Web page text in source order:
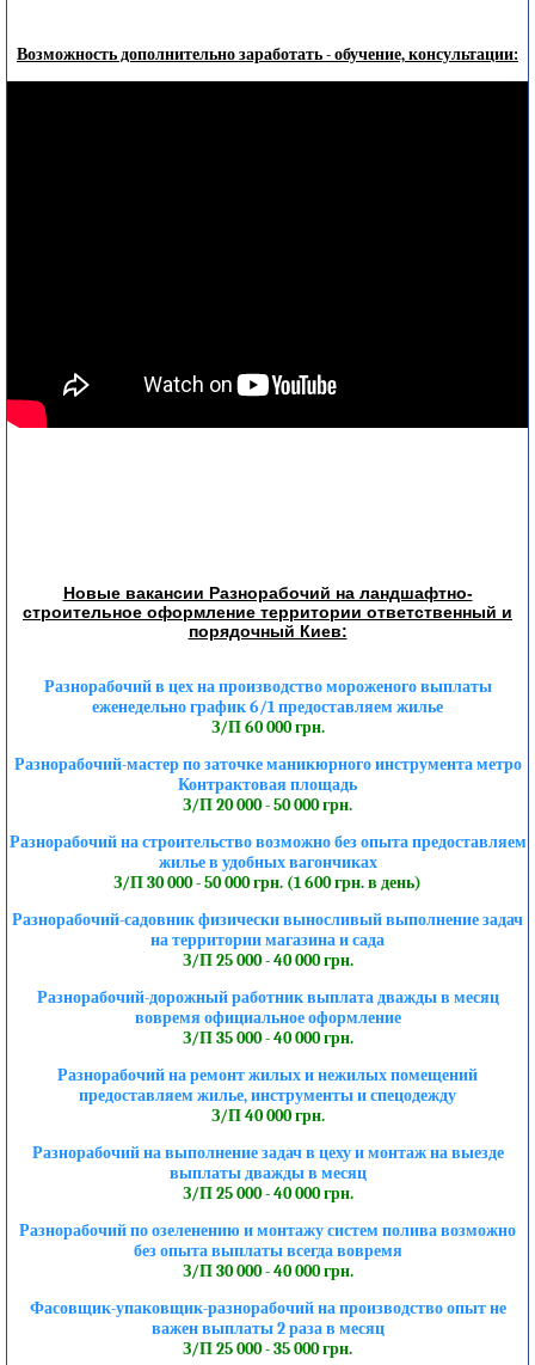
Возможность дополнительно заработать - обучение, консультации:
Новые вакансии Разнорабочий на ландшафтно-
строительное оформление территории ответственный и
порядочный Киев:
Разнорабочий в цех на производство мороженого выплаты
еженедельно график 6/1 предоставляем жилье
З/П 60 000 грн.
Разнорабочий-мастер по заточке маникюрного инструмента метро
Контрактовая площадь
З/П 20 000 - 50 000 грн.
Разнорабочий на строительство возможно без опыта предоставляем
жилье в удобных вагончиках
З/П 30 000 - 50 000 грн. (1 600 грн. в день)
Разнорабочий-садовник физически выносливый выполнение задач
на территории магазина и сада
З/П 25 000 - 40 000 грн.
Разнорабочий-дорожный работник выплата дважды в месяц
вовремя официальное оформление
З/П 35 000 - 40 000 грн.
Разнорабочий на ремонт жилых и нежилых помещений
предоставляем жилье, инструменты и спецодежду
З/П 40 000 грн.
Разнорабочий на выполнение задач в цеху и монтаж на выезде
выплаты дважды в месяц
З/П 25 000 - 40 000 грн.
Разнорабочий по озеленению и монтажу систем полива возможно
без опыта выплаты всегда вовремя
З/П 30 000 - 40 000 грн.
Фасовщик-упаковщик-разнорабочий на производство опыт не
важен выплаты 2 раза в месяц
З/П 25 000 - 35 000 грн.